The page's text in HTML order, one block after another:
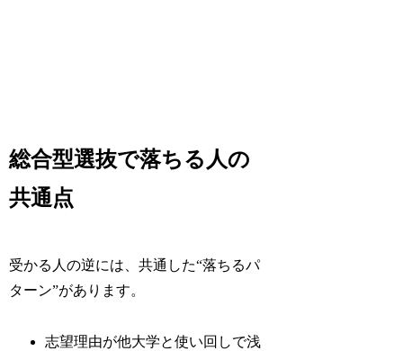
総合型選抜で落ちる人の
共通点
受かる人の逆には、共通した“落ちるパ
ターン”があります。
志望理由が他大学と使い回しで浅